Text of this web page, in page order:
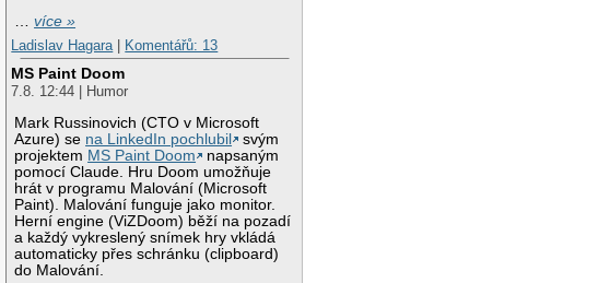
…více »
Ladislav Hagara
Komentářů: 13
MS Paint Doom
7.8. 12:44 | Humor
Mark Russinovich (CTO v Microsoft
Azure) se na LinkedIn pochlubil
svým
projektem MS Paint Doom
napsaným
pomocí Claude. Hru Doom umožňuje
hrát v programu Malování (Microsoft
Paint). Malování funguje jako monitor.
Herní engine (ViZDoom) běží na pozadí
a každý vykreslený snímek hry vkládá
automaticky přes schránku (clipboard)
do Malování.